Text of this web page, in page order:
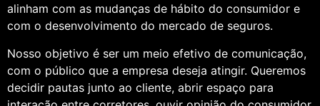
alinham com as mudanças de hábito do consumidor e
com o desenvolvimento do mercado de seguros.
Nosso objetivo é ser um meio efetivo de comunicação,
com o público que a empresa deseja atingir. Queremos
decidir pautas junto ao cliente, abrir espaço para